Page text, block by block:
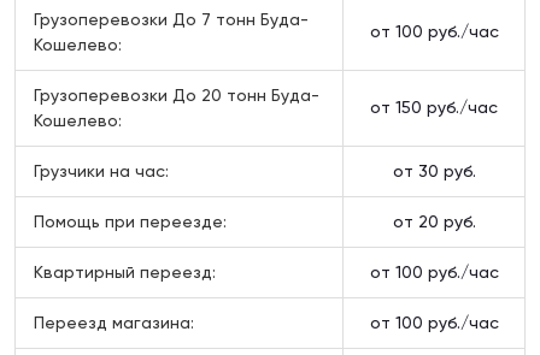
Грузоперевозки До 7 тонн Буда-
Кошелево:
от 100 руб./час
Грузоперевозки До 20 тонн Буда-
Кошелево:
от 150 руб./час
Грузчики на час: от 30 руб.
Помощь при переезде: от 20 руб.
Квартирный переезд: от 100 руб./час
Переезд магазина: от 100 руб./час